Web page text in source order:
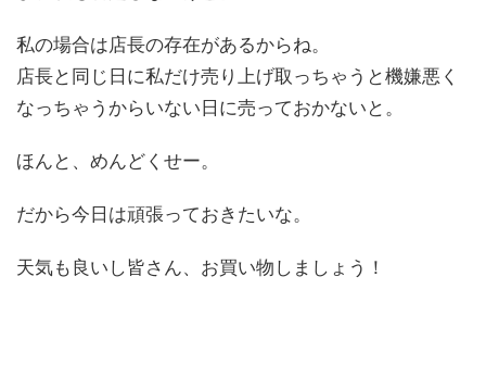
私の場合は店長の存在があるからね。
店長と同じ日に私だけ売り上げ取っちゃうと機嫌悪く
なっちゃうからいない日に売っておかないと。
ほんと、めんどくせー。
だから今日は頑張っておきたいな。
天気も良いし皆さん、お買い物しましょう！